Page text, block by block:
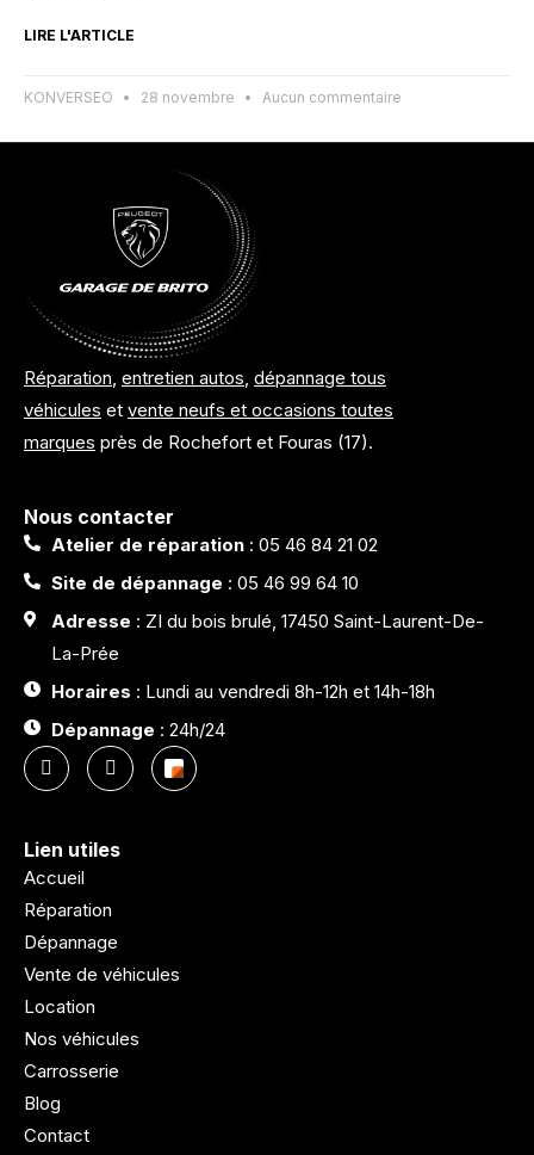
LIRE L'ARTICLE
KONVERSEO 28 novembre Aucun commentaire
Réparation entretien autos dépannage tous
véhicules et vente neufs et occasions toutes
marques près de Rochefort et Fouras (17).
Nous contacter
Atelier de réparation: 05 46 84 21 02
Site de dépannage : 05 46 99 64 10
Adresse : ZI du bois brulé, 17450 Saint-Laurent-De-
La-Prée
Horaires : Lundi au vendredi 8h-12h et 14h-18h
Dépannage : 24h/24
Lien utiles
Accueil
Réparation
Dépannage
Vente de véhicules
Location
Nos véhicules
Carrosserie
Blog
Contact